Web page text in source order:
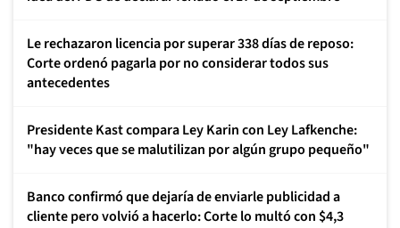
Le rechazaron licencia por superar 338 días de reposo:
Corte ordenó pagarla por no considerar todos sus
antecedentes
Presidente Kast compara Ley Karin con Ley Lafkenche:
"hay veces que se malutilizan por algún grupo pequeño"
Banco confirmó que dejaría de enviarle publicidad a
cliente pero volvió a hacerlo: Corte lo multó con $4,3